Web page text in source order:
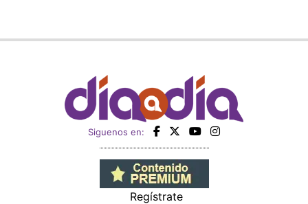
Siguenos en:
Regístrate